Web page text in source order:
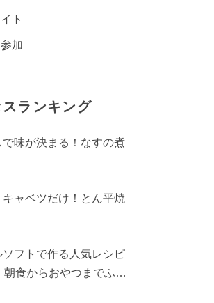
ト
加
スランキング
で味が決まる！なすの煮
キャベツだけ！とん平焼
ソフトで作る人気レシピ
朝食からおやつまでふん